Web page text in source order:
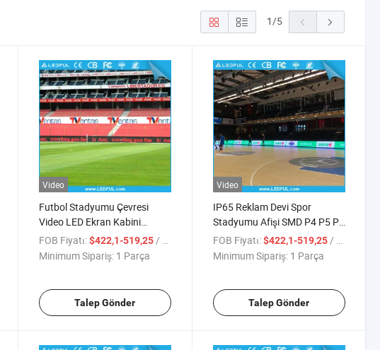
1/5
Video
Futbol Stadyumu Çevresi
Video LED Ekran Kabini
960X960mm P5 P6.67 P8
P10 Stadyum Ekranı
FOB Fiyatı: $422,1-519,25/ Parça
Minimum Sipariş: 1 Parça
Talep Gönder
Video
IP65 Reklam Devi Spor
Stadyumu Afişi SMD P4 P5 P6
P10 Dijital LED Stadyum
Çevresi Video Ekranı
FOB Fiyatı: $422,1-519,25/ Parça
Minimum Sipariş: 1 Parça
Talep Gönder